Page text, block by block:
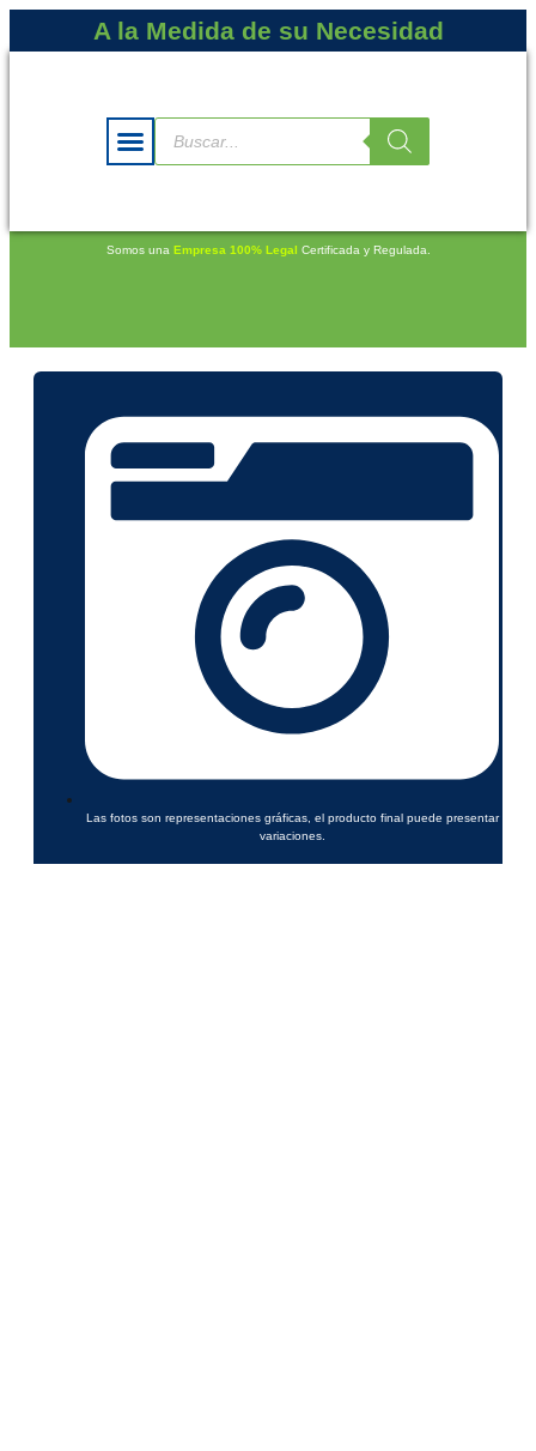
A la Medida de su Necesidad
Somos una Empresa 100% Legal Certificada y Regulada.
Las fotos son representaciones gráficas, el producto final puede presentar
variaciones.